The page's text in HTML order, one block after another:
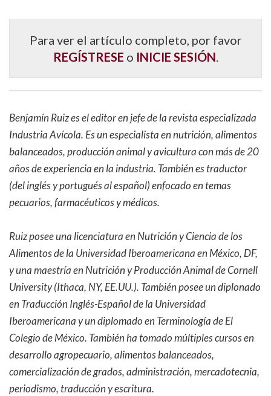
Para ver el artículo completo, por favor
REGÍSTRESE o INICIE SESIÓN.
Benjamín Ruiz es el editor en jefe de la revista especializada
Industria Avícola. Es un especialista en nutrición, alimentos
balanceados, producción animal y avicultura con más de 20
años de experiencia en la industria. También es traductor
(del inglés y portugués al español) enfocado en temas
pecuarios, farmacéuticos y médicos.
Ruiz posee una licenciatura en Nutrición y Ciencia de los
Alimentos de la Universidad Iberoamericana en México, DF,
y una maestría en Nutrición y Producción Animal de Cornell
University (Ithaca, NY, EE.UU.). También posee un diplonado
en Traducción Inglés-Español de la Universidad
Iberoamericana y un diplomado en Terminología de El
Colegio de México. También ha tomado múltiples cursos en
desarrollo agropecuario, alimentos balanceados,
comercialización de grados, administración, mercadotecnia,
periodismo, traducción y escritura.